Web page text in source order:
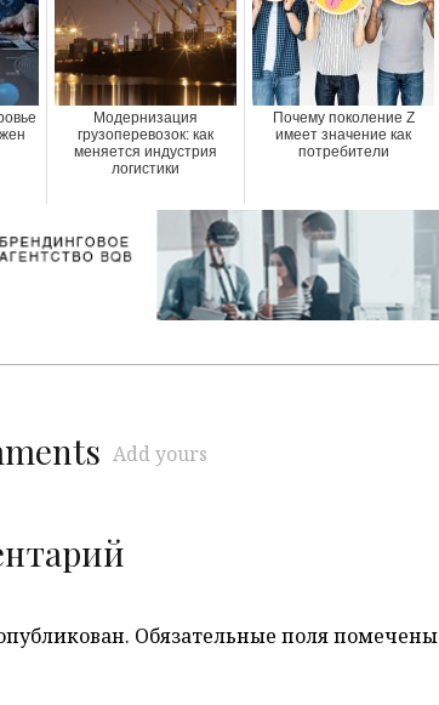
Модернизация
грузоперевозок: как
меняется индустрия
логистики
Почему поколение Z
имеет значение как
потребители
Add yours
Обязательные поля помечены